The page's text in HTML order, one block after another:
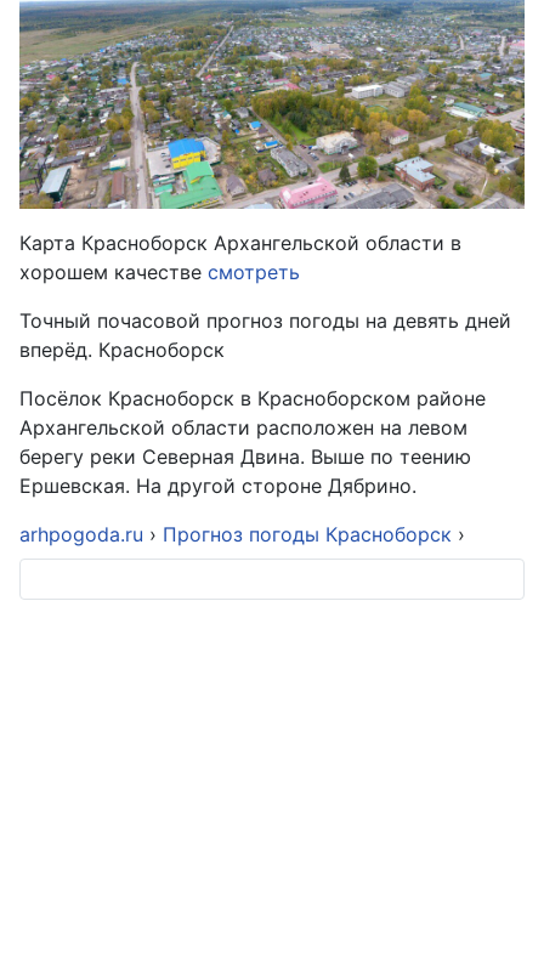
Карта Красноборск Архангельской области в
хорошем качестве смотреть
Точный почасовой прогноз погоды на девять дней
вперёд. Красноборск
Посёлок Красноборск в Красноборском районе
Архангельской области расположен на левом
берегу реки Северная Двина. Выше по теению
Ершевская. На другой стороне Дябрино.
arhpogoda.ru › Прогноз погоды Красноборск ›